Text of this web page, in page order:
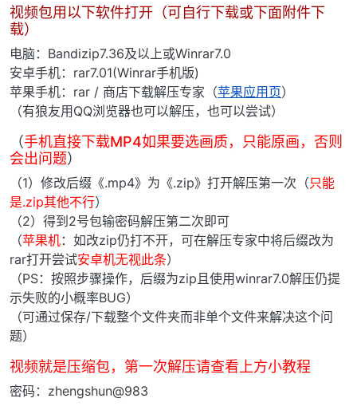
视频包用以下软件打开（可自行下载或下面附件下
载）
电脑：Bandizip7.36及以上或Winrar7.0
安卓手机：rar7.01(Winrar手机版)
苹果手机：rar / 商店下载解压专家（苹果应用页）
（有狼友用QQ浏览器也可以解压，也可以尝试）
（手机直接下载MP4如果要选画质，只能原画，否则
会出问题）
（1）修改后缀《.mp4》为《.zip》打开解压第一次（只能
是.zip其他不行）
（2）得到2号包输密码解压第二次即可
（苹果机：如改zip仍打不开，可在解压专家中将后缀改为
rar打开尝试安卓机无视此条）
（PS：按照步骤操作，后缀为zip且使用winrar7.0解压仍提
示失败的小概率BUG）
（可通过保存/下载整个文件夹而非单个文件来解决这个问
题）
视频就是压缩包，第一次解压请查看上方小教程
密码：zhengshun@983